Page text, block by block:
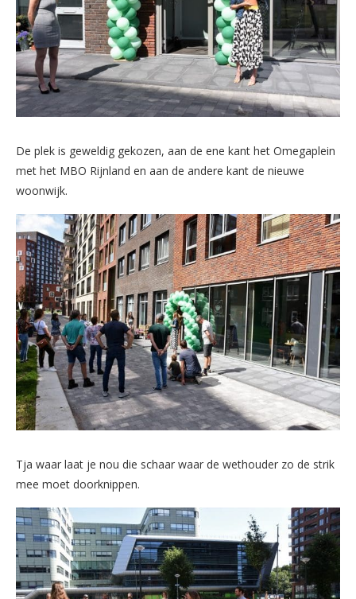
De plek is geweldig gekozen, aan de ene kant het Omegaplein
met het MBO Rijnland en aan de andere kant de nieuwe
woonwijk.
Tja waar laat je nou die schaar waar de wethouder zo de strik
mee moet doorknippen.